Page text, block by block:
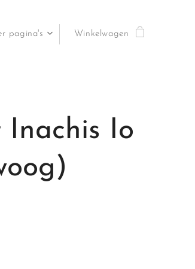
pagina's Winkelwagen
Inachis Io